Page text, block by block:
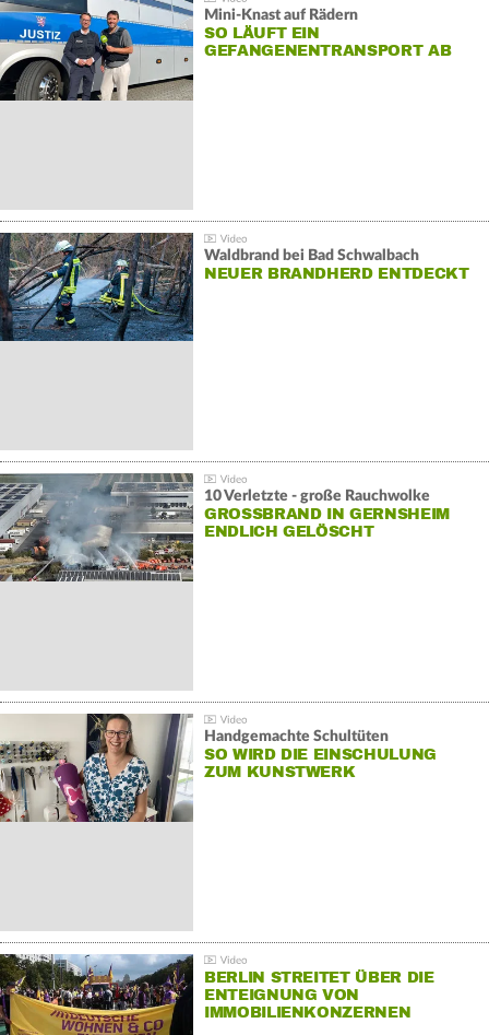
Mini-Knast auf Rädern
SO LÄUFT EIN
GEFANGENENTRANSPORT AB
Waldbrand bei Bad Schwalbach
NEUER BRANDHERD ENTDECKT
10 Verletzte - große Rauchwolke
GROSSBRAND IN GERNSHEIM E
NDLICH GELÖSCHT
Handgemachte Schultüten
SO WIRD DIE EINSCHULUNG
ZUM KUNSTWERK
BERLIN STREITET ÜBER DIE
ENTEIGNUNG VON
IMMOBILIENKONZERNEN